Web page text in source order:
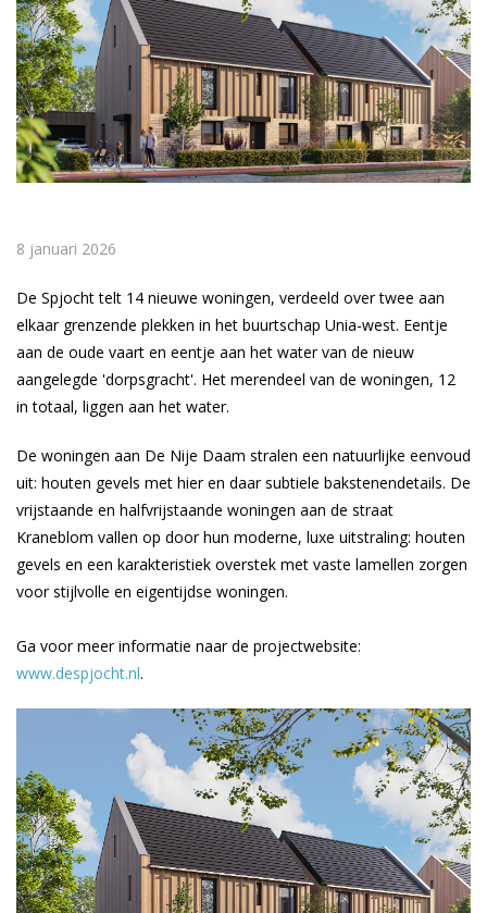
8 januari 2026
De Spjocht telt 14 nieuwe woningen, verdeeld over twee aan
elkaar grenzende plekken in het buurtschap Unia-west. Eentje
aan de oude vaart en eentje aan het water van de nieuw
aangelegde 'dorpsgracht'. Het merendeel van de woningen, 12
in totaal, liggen aan het water.
De woningen aan De Nije Daam stralen een natuurlijke eenvoud
uit: houten gevels met hier en daar subtiele bakstenendetails. De
vrijstaande en halfvrijstaande woningen aan de straat
Kraneblom vallen op door hun moderne, luxe uitstraling: houten
gevels en een karakteristiek overstek met vaste lamellen zorgen
voor stijlvolle en eigentijdse woningen.
Ga voor meer informatie naar de projectwebsite:
www.despjocht.nl.